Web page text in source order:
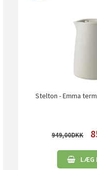
Stelton - Emma
949,00
LÆG